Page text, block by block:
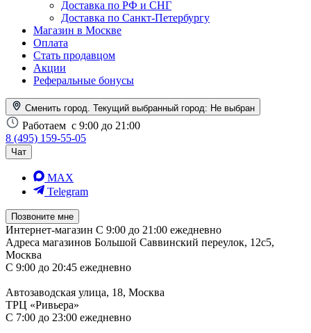
Доставка по РФ и СНГ
Доставка по Санкт-Петербургу
Магазин в Москве
Оплата
Стать продавцом
Акции
Реферальные бонусы
Сменить город. Текущий выбранный город: Не выбран
Работаем с 9:00 до 21:00
8 (495) 159-55-05
Чат
MAX
Telegram
Позвоните мне
Интернет-магазин С 9:00 до 21:00 ежедневно
Адреса магазинов Большой Саввинский переулок, 12с5,
Москва
С 9:00 до 20:45 ежедневно
Автозаводская улица, 18, Москва
ТРЦ «Ривьера»
С 7:00 до 23:00 ежедневно